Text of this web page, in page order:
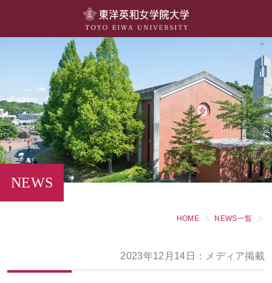
学部・学科
キャンパスライフ
留学・国際交流
キャリア・就職
NEWS
HOME NEWS一覧
2023年12月14日：メディア掲載